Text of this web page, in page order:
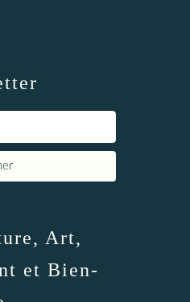
Art,
et Bien-